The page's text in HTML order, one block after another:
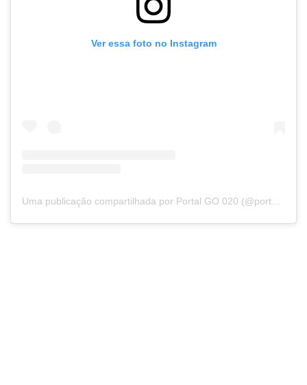
Ver essa foto no Instagram
Uma publicação compartilhada por Portal GO 020 (@portalgo020)